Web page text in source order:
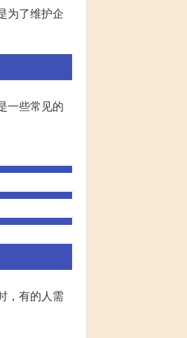
为了维护企
一些常见的
，有的人需